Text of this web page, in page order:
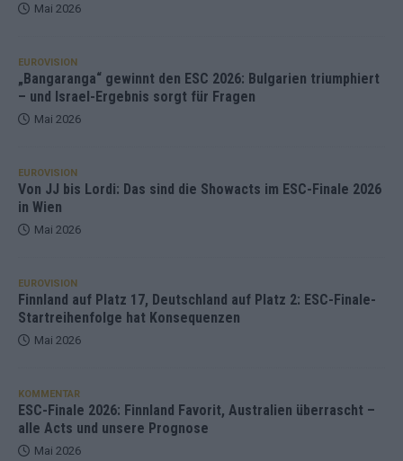
Mai 2026
EUROVISION
„Bangaranga“ gewinnt den ESC 2026: Bulgarien triumphiert
– und Israel-Ergebnis sorgt für Fragen
Mai 2026
EUROVISION
Von JJ bis Lordi: Das sind die Showacts im ESC-Finale 2026
in Wien
Mai 2026
EUROVISION
Finnland auf Platz 17, Deutschland auf Platz 2: ESC-Finale-
Startreihenfolge hat Konsequenzen
Mai 2026
KOMMENTAR
ESC-Finale 2026: Finnland Favorit, Australien überrascht –
alle Acts und unsere Prognose
Mai 2026